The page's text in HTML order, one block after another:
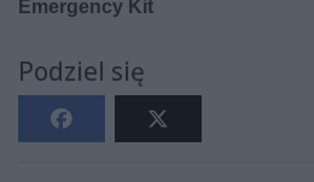
Podziel się